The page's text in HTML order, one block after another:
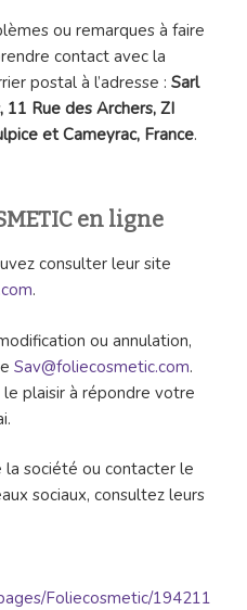
ou remarques à faire
contact avec la
postal à l’adresse : Sarl
Rue des Archers, ZI
et Cameyrac, France.
en ligne
consulter leur site
.
ou annulation,
Sav@foliecosmetic.com.
plaisir à répondre votre
la société ou contacter le
sociaux, consultez leurs
Foliecosmetic/194211